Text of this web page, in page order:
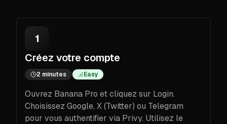
1
Créez votre compte
2 minutes Easy
Ouvrez Banana Pro et cliquez sur Login.
Choisissez Google, X (Twitter) ou Telegram
pour vous authentifier via Privy. Utilisez le